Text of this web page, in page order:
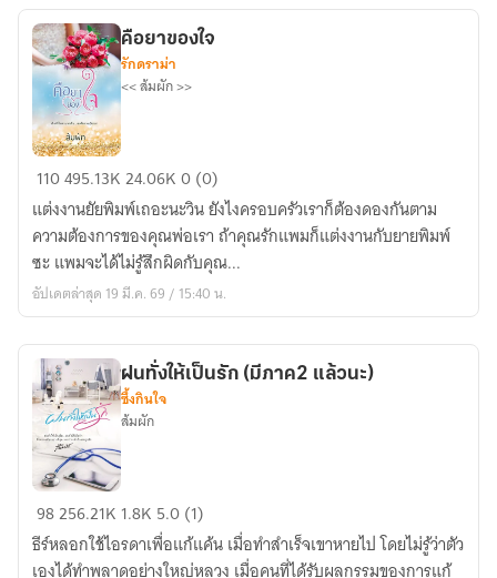
คือ
ยา
ของ
ใจ
คือยาของใจ
รักดราม่า
<< ส้มผัก >>
110495.13K24.06K0 (0)
แต่งงานยัยพิมพ์เถอะนะวิน ยังไงครอบครัวเราก็ต้องดองกันตาม
ความต้องการของคุณพ่อเรา ถ้าคุณรักแพมก็แต่งงานกับยายพิมพ์
ซะ แพมจะได้ไม่รู้สึกผิดกับคุณ...
อัปเดตล่าสุด 19 มี.ค. 69 / 15:40 น.
ฝน
ทั่ง
ให้
ฝนทั่งให้เป็นรัก (มีภาค2 แล้วนะ)
ซึ้งกินใจ
ส้มผัก
98256.21K 1.8K 5.0 (1)
ธีร์หลอกใช้ไอรดาเพื่อแก้แค้น เมื่อทำสำเร็จเขาหายไป โดยไม่รู้ว่าตัว
เองได้ทำพลาดอย่างใหญ่หลวง เมื่อคนที่ได้รับผลกรรมของการแก้